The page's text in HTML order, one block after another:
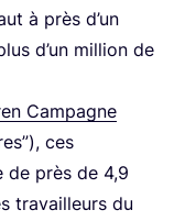
à près d’un
d’un mil­lion de
Cam­pagne
ces
de près de 4,9
tra­vailleurs du